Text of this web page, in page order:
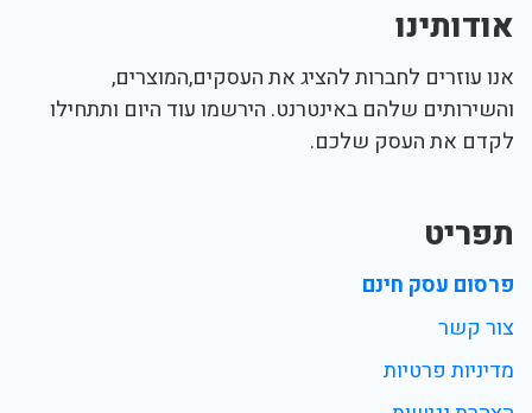
אודותינו
אנו עוזרים לחברות להציג את העסקים,המוצרים,
והשירותים שלהם באינטרנט. הירשמו עוד היום ותתחילו
לקדם את העסק שלכם.
תפריט
פרסום עסק חינם
צור קשר
מדיניות פרטיות